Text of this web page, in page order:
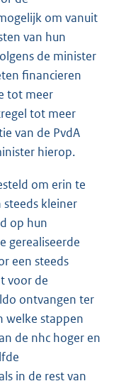
om vanuit
van hun
de minister
financieren
tot meer
tot meer
van de PvdA
hierop.
om erin te
kleiner
op hun
gerealiseerde
een steeds
voor de
ontvangen ter
welke stappen
de nhc hoger en
in de rest van